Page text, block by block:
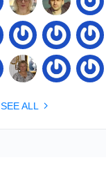
SEE ALL